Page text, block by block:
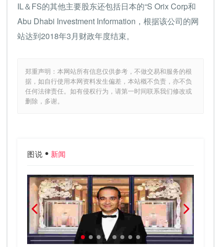
IL＆FS的其他主要股东还包括日本的“S Orix Corp和
Abu Dhabi Investment Information，根据该公司的网
站达到2018年3月财政年度结束。
郑重声明：本网站所有信息仅供参考，不做交易和服务的根
据，如自行使用本网资料发生偏差，本站概不负责，亦不负
任何法律责任。如有侵权行为，请第一时间联系我们修改或
删除，多谢。
图说 新闻